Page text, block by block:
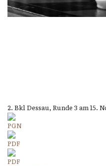
2. Bkl Dessau, Runde 3 am 15.